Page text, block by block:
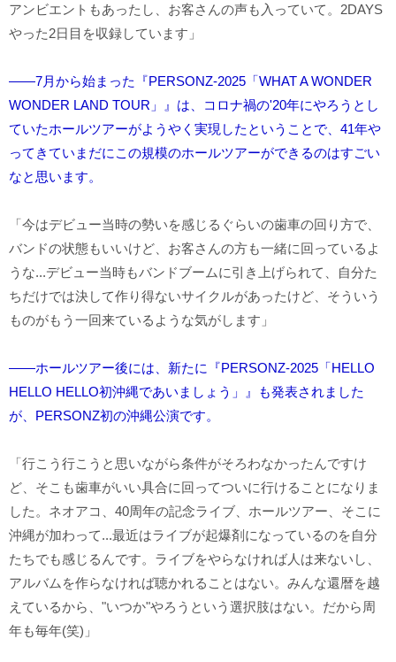
アンビエントもあったし、お客さんの声も入っていて。2DAYS
やった2日目を収録しています」
――7月から始まった『PERSONZ-2025「WHAT A WONDER
WONDER LAND TOUR」』は、コロナ禍の'20年にやろうとし
ていたホールツアーがようやく実現したということで、41年や
ってきていまだにこの規模のホールツアーができるのはすごい
なと思います。
「今はデビュー当時の勢いを感じるぐらいの歯車の回り方で、
バンドの状態もいいけど、お客さんの方も一緒に回っているよ
うな...デビュー当時もバンドブームに引き上げられて、自分た
ちだけでは決して作り得ないサイクルがあったけど、そういう
ものがもう一回来ているような気がします」
――ホールツアー後には、新たに『PERSONZ-2025「HELLO
HELLO HELLO初沖縄であいましょう」』も発表されました
が、PERSONZ初の沖縄公演です。
「行こう行こうと思いながら条件がそろわなかったんですけ
ど、そこも歯車がいい具合に回ってついに行けることになりま
した。ネオアコ、40周年の記念ライブ、ホールツアー、そこに
沖縄が加わって...最近はライブが起爆剤になっているのを自分
たちでも感じるんです。ライブをやらなければ人は来ないし、
アルバムを作らなければ聴かれることはない。みんな還暦を越
えているから、"いつか"やろうという選択肢はない。だから周
年も毎年(笑)」